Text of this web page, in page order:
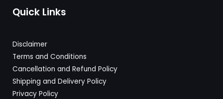
Quick Links
Disclaimer
Terms and Conditions
Cancellation and Refund Policy
Shipping and Delivery Policy
Privacy Policy